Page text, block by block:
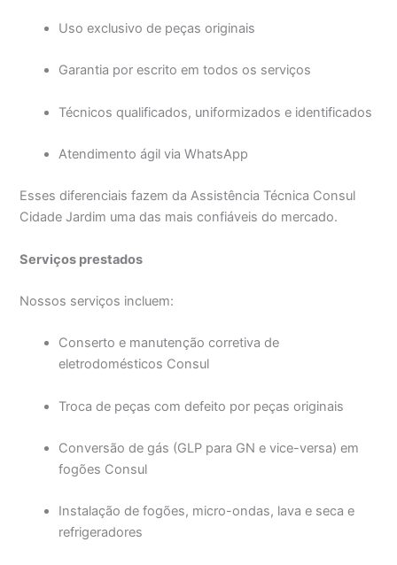
Uso exclusivo de peças originais
Garantia por escrito em todos os serviços
Técnicos qualificados, uniformizados e identificados
Atendimento ágil via WhatsApp
Esses diferenciais fazem da Assistência Técnica Consul
Cidade Jardim uma das mais confiáveis do mercado.
Serviços prestados
Nossos serviços incluem:
Conserto e manutenção corretiva de
eletrodomésticos Consul
Troca de peças com defeito por peças originais
Conversão de gás (GLP para GN e vice-versa) em
fogões Consul
Instalação de fogões, micro-ondas, lava e seca e
refrigeradores